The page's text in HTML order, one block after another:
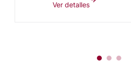
Ver detalles